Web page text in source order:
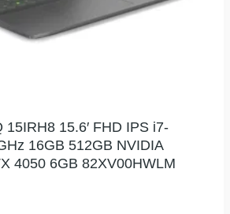
15IRH8 15.6′ FHD IPS i7-
16GB 512GB NVIDIA
4050 6GB 82XV00HWLM